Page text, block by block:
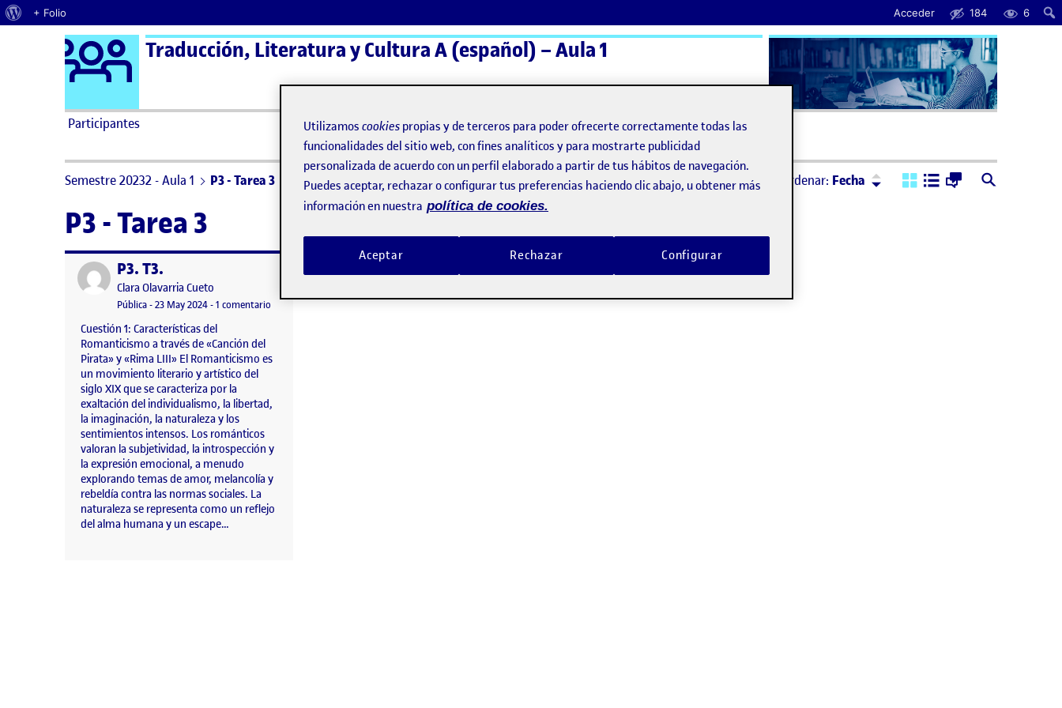
Acerca de WordPress
+ Folio Acceder 184 6
Saltar al contenido Logo Ágora
Traducción, Literatura y Cultura A (español) – Aula 1
Participantes ActiFolios Ayuda
Semestre 20232 - Aula 1 P3 - Tarea 3 Ordenar: Fecha Ordenar:Descendente
P3 - Tarea 3
Publicado porP3. T3.
Publicado por
Clara Olavarria Cueto
Visibilidad:
Pública-Fecha de publicación
23 May 2024-1 comentario en P3. T3.
Cuestión 1: Características del
Romanticismo a través de «Canción del
Pirata» y «Rima LIII» El Romanticismo es
un movimiento literario y artístico del
siglo XIX que se caracteriza por la
exaltación del individualismo, la libertad,
la imaginación, la naturaleza y los
sentimientos intensos. Los románticos
valoran la subjetividad, la introspección y
la expresión emocional, a menudo
explorando temas de amor, melancolía y
rebeldía contra las normas sociales. La
naturaleza se representa como un reflejo
del alma humana y un escape…
Utilizamos cookies propias y de terceros para poder ofrecerte correctamente todas las
funcionalidades del sitio web, con fines analíticos y para mostrarte publicidad
personalizada de acuerdo con un perfil elaborado a partir de tus hábitos de navegación.
Puedes aceptar, rechazar o configurar tus preferencias haciendo clic abajo, u obtener más
información en nuestra política de cookies.
Rechazar
Aceptar Configurar